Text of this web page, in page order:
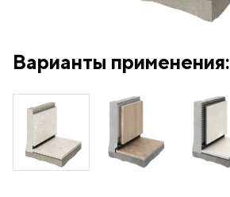
Варианты применения: